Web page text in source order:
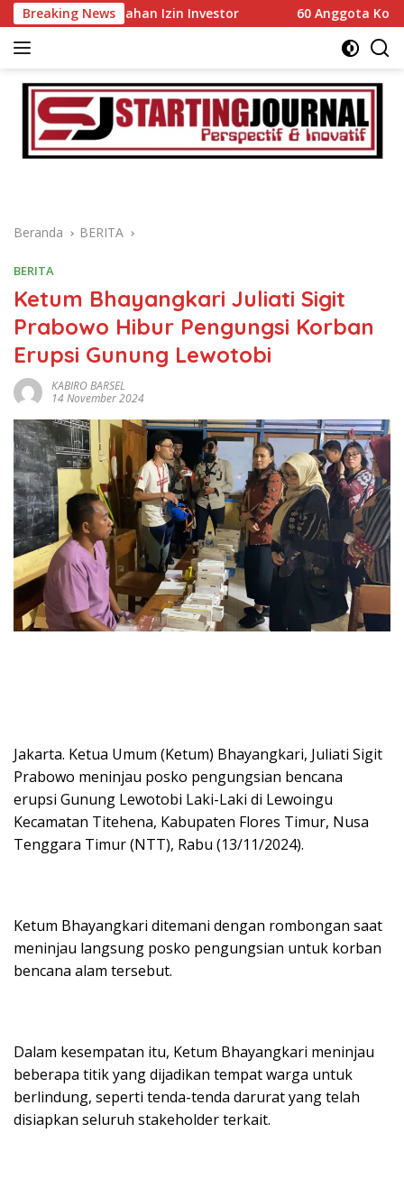
Langsung
ke
konten
Breaking NewsIzin Investor 60 Anggota Kontingen
Beranda BERITA
BERITA
Ketum Bhayangkari Juliati Sigit
Prabowo Hibur Pengungsi Korban
Erupsi Gunung Lewotobi
KABIRO BARSEL
14 November 2024
Jakarta. Ketua Umum (Ketum) Bhayangkari, Juliati Sigit
Prabowo meninjau posko pengungsian bencana
erupsi Gunung Lewotobi Laki-Laki di Lewoingu
Kecamatan Titehena, Kabupaten Flores Timur, Nusa
Tenggara Timur (NTT), Rabu (13/11/2024).
Ketum Bhayangkari ditemani dengan rombongan saat
meninjau langsung posko pengungsian untuk korban
bencana alam tersebut.
Dalam kesempatan itu, Ketum Bhayangkari meninjau
beberapa titik yang dijadikan tempat warga untuk
berlindung, seperti tenda-tenda darurat yang telah
disiapkan seluruh stakeholder terkait.